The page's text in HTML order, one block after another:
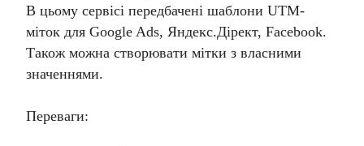
В цьому сервісі передбачені шаблони UTM-
міток для Google Ads, Яндекс.Дірект, Facebook.
Також можна створювати мітки з власними
значеннями.
Переваги: